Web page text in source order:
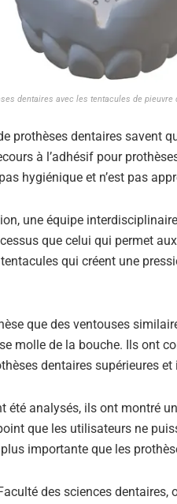
dentaires avec les tentacules de pieuvre
prothèses dentaires savent
à l’adhésif pour
hygiénique et n’est pas
une équipe
que celui qui permet
qui créent une
que des ventouses
molle de la bouche. Ils ont
dentaires supérieures et
été analysés, ils ont montré
que les utilisateurs ne
importante que les
des sciences dentaires,